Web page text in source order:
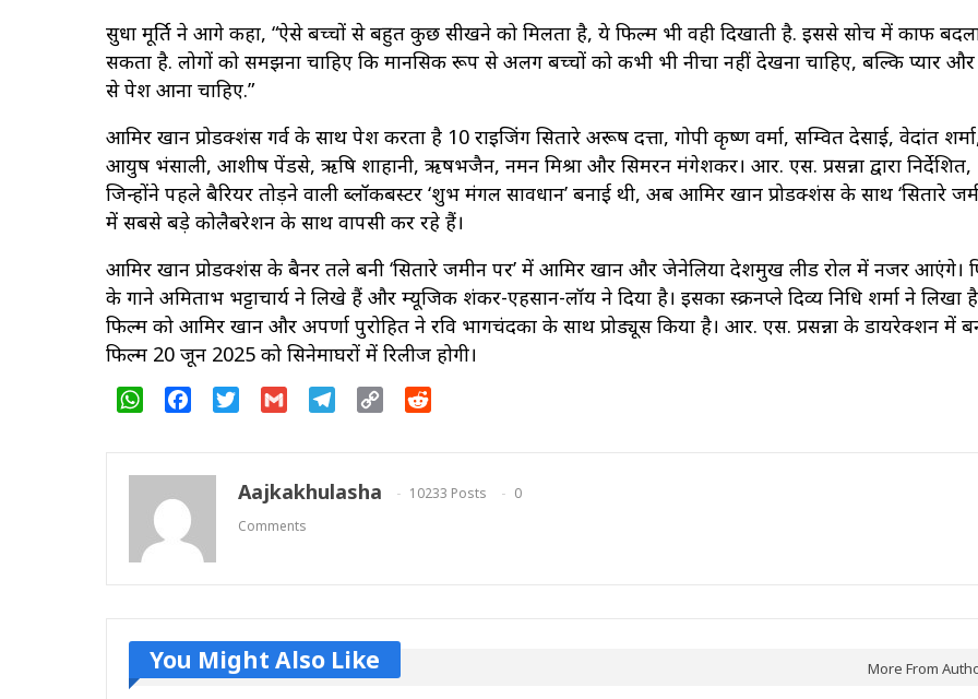
सुधा मूर्ति ने आगे कहा, “ऐसे बच्चों से बहुत कुछ सीखने को मिलता है, ये फिल्म भी वही दिखाती है. इससे सोच में काफी
सकता है. लोगों को समझना चाहिए कि मानसिक रूप से अलग बच्चों को कभी भी नीचा नहीं देखना चाहिए, बल्कि प्यार
से पेश आना चाहिए.”
आमिर खान प्रोडक्शंस गर्व के साथ पेश करता है 10 राइजिंग सितारे अरूष दत्ता, गोपी कृष्ण वर्मा, सम्वित देसाई, वेदांत
आयुष भंसाली, आशीष पेंडसे, ऋषि शाहानी, ऋषभजैन, नमन मिश्रा और सिमरन मंगेशकर। आर. एस. प्रसन्ना द्वारा निर्देशित,
जिन्होंने पहले बैरियर तोड़ने वाली ब्लॉकबस्टर ‘शुभ मंगल सावधान’ बनाई थी, अब आमिर खान प्रोडक्शंस के साथ ‘सितारे
में सबसे बड़े कोलैबरेशन के साथ वापसी कर रहे हैं।
आमिर खान प्रोडक्शंस के बैनर तले बनी ‘सितारे जमीन पर’ में आमिर खान और जेनेलिया देशमुख लीड रोल में नजर आएंगे।
के गाने अमिताभ भट्टाचार्य ने लिखे हैं और म्यूजिक शंकर-एहसान-लॉय ने दिया है। इसका स्क्रीनप्ले दिव्य निधि शर्मा ने लिखा
फिल्म को आमिर खान और अपर्णा पुरोहित ने रवि भागचंदका के साथ प्रोड्यूस किया है। आर. एस. प्रसन्ना के डायरेक्शन में
फिल्म 20 जून 2025 को सिनेमाघरों में रिलीज होगी।
WhatsAppFacebookTwitter Gmail Telegram
Copy
Aajkakhulasha 10233 Posts
0
Comments
You Might Also Like More From